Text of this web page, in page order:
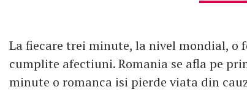
La fiecare trei minute, la nivel mondial, o
cumplite afectiuni. Romania se afla pe
minute o romanca isi pierde viata din